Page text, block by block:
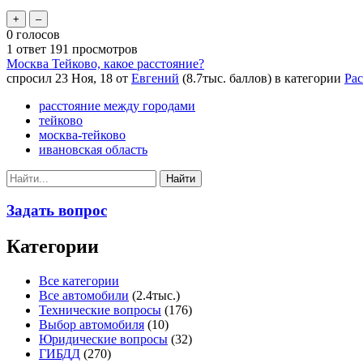
0 голосов
1 ответ 191 просмотров
Москва Тейково, какое расстояние?
спросил 23 Ноя, 18 от Евгений (8.7тыс. баллов) в категории
расстояние между городами
тейково
москва-тейково
ивановская область
Задать вопрос
Категории
Все категории
Все автомобили (2.4тыс.)
Технические вопросы (176)
Выбор автомобиля (10)
Юридические вопросы (32)
ГИБДД (270)